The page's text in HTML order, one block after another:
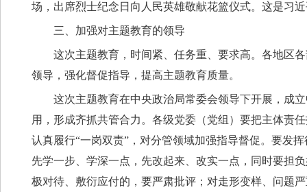
场，出席烈士纪念日向人民英雄敬献花篮仪式。这是习
三、加强对主题教育的领导
这次主题教育，时间紧、任务重、要求高。各地区
领导，强化督促指导，提高主题教育质量。
这次主题教育在中央政治局常委会领导下开展，成
用，形成齐抓共管合力。各级党委（党组）要把主体责
认真履行“一岗双责”，对分管领域加强指导督促。要发
先学一步、学深一点，先改起来、改实一点，同时要担
极对待、敷衍应付的，要严肃批评；对走形变样、问题